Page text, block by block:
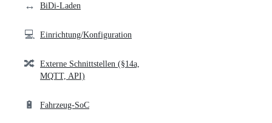
↔️ BiDi-Laden
💻 Einrichtung/Konfiguration
🔀 Externe Schnittstellen (§14a,
MQTT, API)
🔋 Fahrzeug-SoC